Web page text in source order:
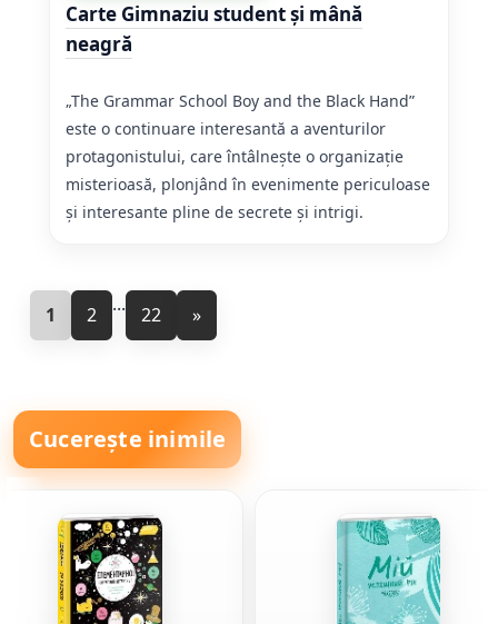
Carte Gimnaziu student și mână
neagră
„The Grammar School Boy and the Black Hand”
este o continuare interesantă a aventurilor
protagonistului, care întâlnește o organizație
misterioasă, plonjând în evenimente periculoase
și interesante pline de secrete și intrigi.
1 2 ... 22 »
Cucerește inimile